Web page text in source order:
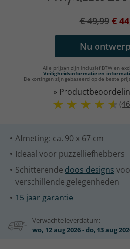
»
Afmeting: ca. 90 x 67 cm
Ideaal voor puzzelliefhebbers
Schitterende doos designs
verschillende gelegenheden
15 jaar garantie
Verwachte leverdatum:
wo, 12 aug 2026 - do, 13 aug
€ 49,99 €
Nu
Alle prijzen zijn inclusief BTW en
Veiligheidsinformatie en
De kortingen zijn gebaseerd op de beste